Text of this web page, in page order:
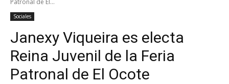
Patronal de El...
Sociales
Janexy Viqueira es electa
Reina Juvenil de la Feria
Patronal de El Ocote